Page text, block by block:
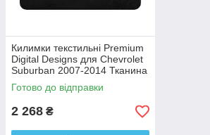
Килимки текстильні Premium
Digital Designs для Chevrolet
Suburban 2007-2014 Тканина
Готово до відправки
2 268 ₴